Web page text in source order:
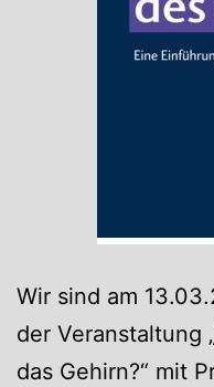
Wir sind am
der Veranstaltung
das Gehirn?“ mit